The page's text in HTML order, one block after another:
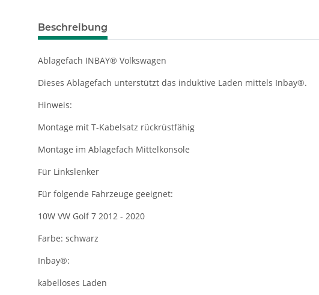
Beschreibung
Ablagefach INBAY® Volkswagen
Dieses Ablagefach unterstützt das induktive Laden mittels Inbay®.
Hinweis:
Montage mit T-Kabelsatz rückrüstfähig
Montage im Ablagefach Mittelkonsole
Für Linkslenker
Für folgende Fahrzeuge geeignet:
10W VW Golf 7 2012 - 2020
Farbe: schwarz
Inbay®:
kabelloses Laden